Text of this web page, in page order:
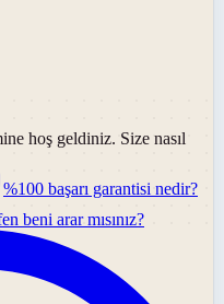
hoş geldiniz. Size nasıl
%100 başarı garantisi nedir?
beni arar mısınız?